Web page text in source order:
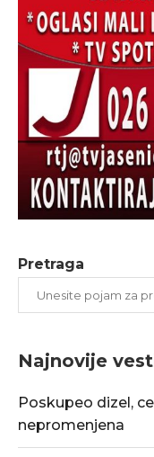
Pretraga
Najnovije
Poskupeo dizel,
nepromenjena